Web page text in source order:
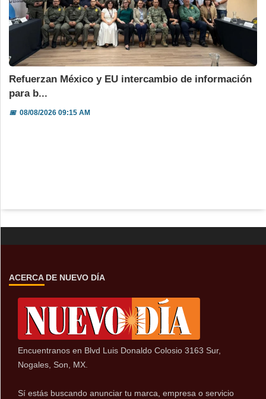
Refuerzan México y EU intercambio de información
para b...
📅08/08/2026 09:15 AM
ACERCA DE NUEVO DÍA
Encuentranos en Blvd Luis Donaldo Colosio 3163 Sur,
Nogales, Son, MX.
Sí estás buscando anunciar tu marca, empresa o servicio